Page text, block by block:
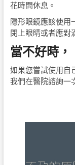
花時間休息。
隱形眼鏡應該使用
閉上眼睛或者應對
當不好時，
如果您嘗試使用自
我們在醫院諮詢一